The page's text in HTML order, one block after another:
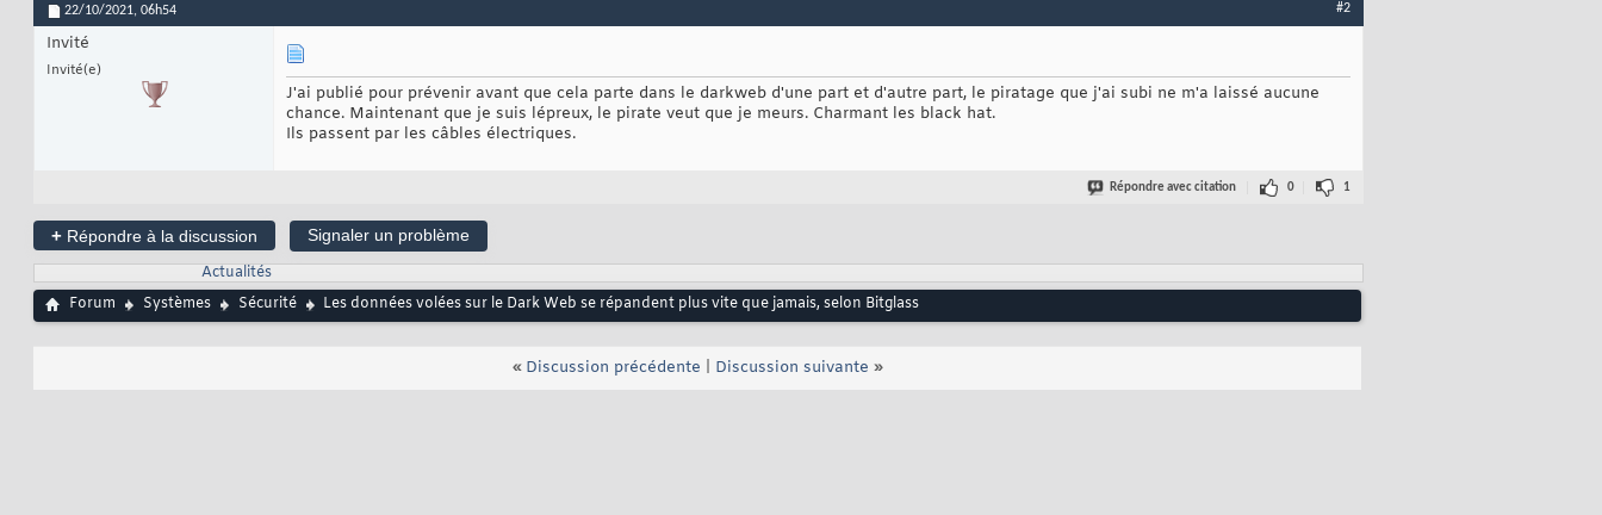
22/10/2021, 06h54 #2
Invité
Invité(e)
J'ai publié pour prévenir avant que cela parte dans le darkweb d'une part et d'autre part, le piratage que j'ai subi ne m'a laissé aucune
chance. Maintenant que je suis lépreux, le pirate veut que je meurs. Charmant les black hat.
Ils passent par les câbles électriques.
Répondre avec citation 0 1
+ Répondre à la discussion
Signaler un problème
Actualités
Forum
Systèmes Sécurité Les données volées sur le Dark Web se répandent plus vite que jamais, selon Bitglass
« Discussion précédente Discussion suivante »